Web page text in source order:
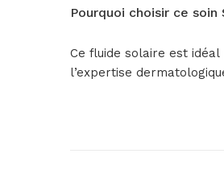
Pourquoi choisir ce soin
Ce fluide solaire est
l’expertise